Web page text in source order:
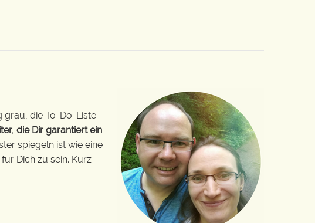
grau, die To-Do-Liste
die Dir garantiert ein
spiegeln ist wie eine
Dich zu sein. Kurz